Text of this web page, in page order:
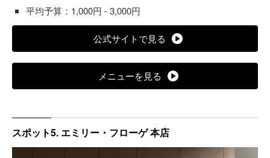
平均予算：1,000円 - 3,000円
公式サイトで見る
メニューを見る
スポット5. エミリー・フローゲ 本店